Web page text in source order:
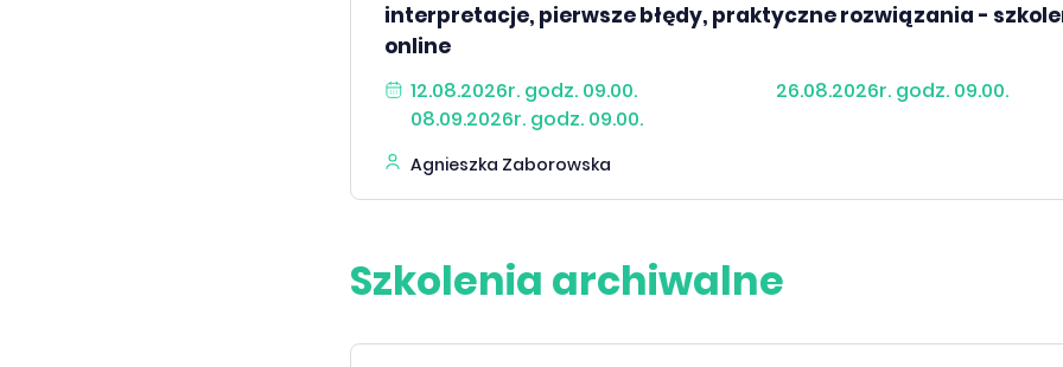
interpretacje, pierwsze błędy, praktyczne rozwiązania -
online
12.08.2026r. godz. 09.00.
26.08.2026r. godz. 09.00.
08.09.2026r. godz. 09.00.
Agnieszka Zaborowska
Szkolenia archiwalne